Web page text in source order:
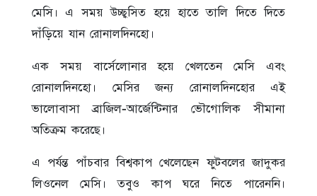
মেসি। এ সময় উচ্ছ্বসিত হয়ে হাতে তালি দিতে দিতে
দাঁড়িয়ে যান রোনালদিনহো।
এক সময় বার্সেলোনার হয়ে খেলতেন মেসি এবং
রোনালদিনহো। মেসির জন্য রোনালদিনহোর এই
ভালোবাসা ব্রাজিল-আর্জেন্টিনার ভৌগোলিক সীমানা
অতিক্রম করেছে।
এ পর্যন্ত পাঁচবার বিশ্বকাপ খেলেছেন ফুটবলের জাদুকর
লিওনেল মেসি। তবুও কাপ ঘরে নিতে পারেননি।